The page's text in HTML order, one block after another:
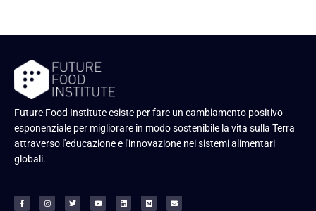
Future Food Institute esiste per fare un cambiamento positivo
esponenziale per migliorare in modo sostenibile la vita sulla Terra
attraverso l'educazione e l'innovazione nei sistemi alimentari
globali.